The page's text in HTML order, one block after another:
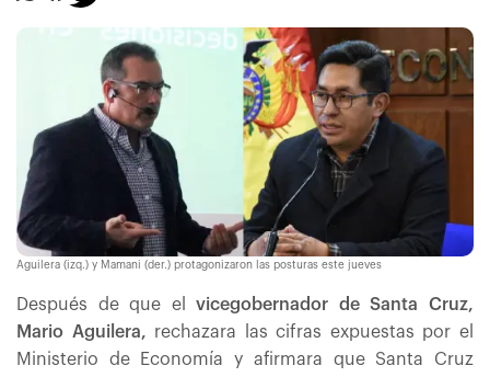
Aguilera (izq.) y Mamani (der.) protagonizaron las posturas este jueves
Después de que elvicegobernador de Santa Cruz,
Mario Aguilera, rechazara las cifras expuestas por el
Ministerio de Economía y afirmara que Santa Cruz